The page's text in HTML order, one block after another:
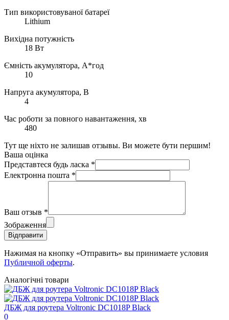
Тип використовуваної батареї
Lithium
Вихідна потужність
18 Вт
Ємність акумулятора, А*год
10
Напруга акумулятора, В
4
Час роботи за повного навантаження, хв
480
Тут ще ніхто не залишав отзывы. Ви можете бути першим!
Ваша оцінка
Представтеся будь ласка *
Електронна пошта *
Ваш отзыв *
Зображення
Відправити
Нажимая на кнопку «Отправить» вы принимаете условия
Публичной оферты.
Аналогічні товари
ДБЖ для роутера Voltronic DC1018P Black
0